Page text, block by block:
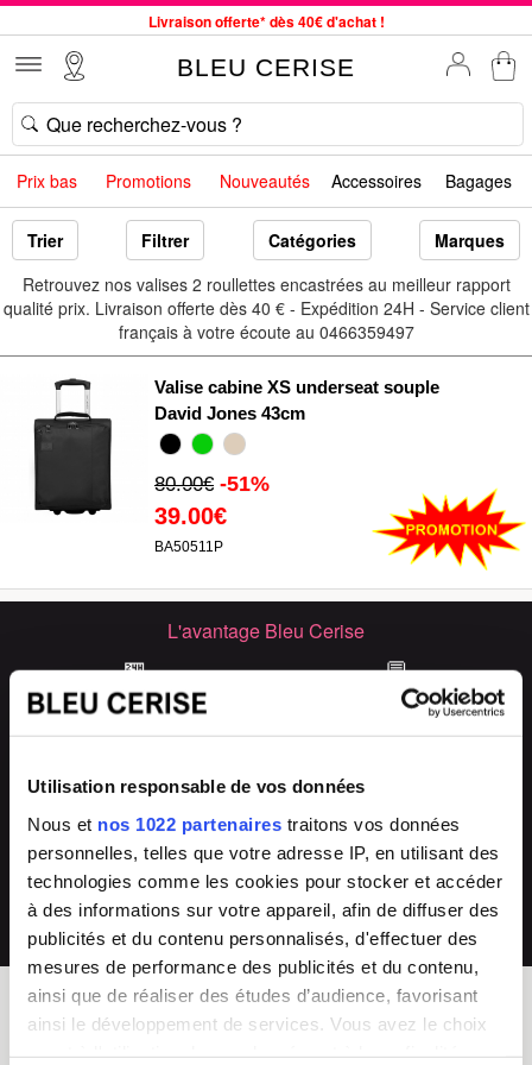
Utilisation responsable de vos données
Nous et nos 1022 partenaires traitons vos données
personnelles, telles que votre adresse IP, en utilisant des
technologies comme les cookies pour stocker et accéder
à des informations sur votre appareil, afin de diffuser des
publicités et du contenu personnalisés, d'effectuer des
mesures de performance des publicités et du contenu,
ainsi que de réaliser des études d’audience, favorisant
ainsi le développement de services. Vous avez le choix
Livraison offerte* dès 40€ d'achat !
Commande avant 12h expédiée le jour même, du lundi au vendredi
33 magasins en France. Un à proximité de chez vous ?
Bon shopping chez BLEU CERISE !
Jusqu'à -75% sur le site du 29/07 au 27/08
Samsonite, Delsey, American Tourister, Little Marcel à Prix Bas
BLEU CERISE
Prix bas Promotions Nouveautés Accessoires Bagages
Trier Filtrer Catégories
Marques
Retrouvez nos valises 2 roullettes encastrées au meilleur rapport
qualité prix. Livraison offerte dès 40 € - Expédition 24H - Service client
français à votre écoute au 0466359497
Valise cabine XS underseat souple
David Jones 43cm
80.00€ -51%
39.00€
BA50511P
L'avantage Bleu Cerise
🏪
33 magasins
Grand Sud-Est de la France
💬
Conseils experts
en boutique & en ligne
SAV & réparations
directement en magasin ou auprès de
notre SAV 04 66 35 94 97
Arrivages fréquents
collections renouvelées
💰
Prix imbattables
les moins chers en France
BLEU CERISE